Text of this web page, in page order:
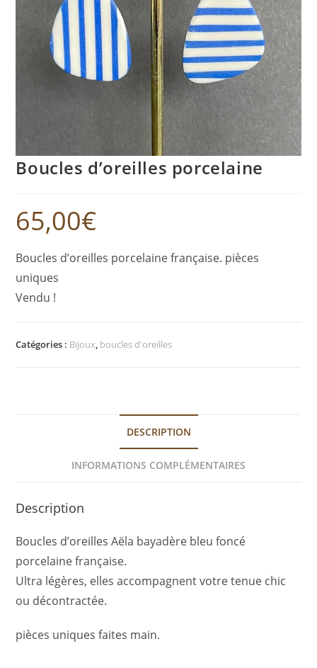
Boucles d’oreilles porcelaine
65,00€
Boucles d’oreilles porcelaine française. pièces
uniques
Vendu !
Catégories : Bijoux, boucles d'oreilles
DESCRIPTION
INFORMATIONS COMPLÉMENTAIRES
Description
Boucles d’oreilles Aëla bayadère bleu foncé
porcelaine française.
Ultra légères, elles accompagnent votre tenue chic
ou décontractée.
pièces uniques faites main.